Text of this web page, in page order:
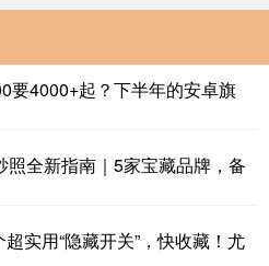
要4000+起？下半年的安卓旗
全新指南｜5家宝藏品牌，备
实用“隐藏开关”，快收藏！尤